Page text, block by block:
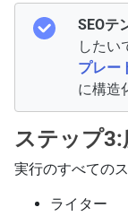
SEOテ
したい
プレー
に構造
ステップ3:
実行のすべての
ライター